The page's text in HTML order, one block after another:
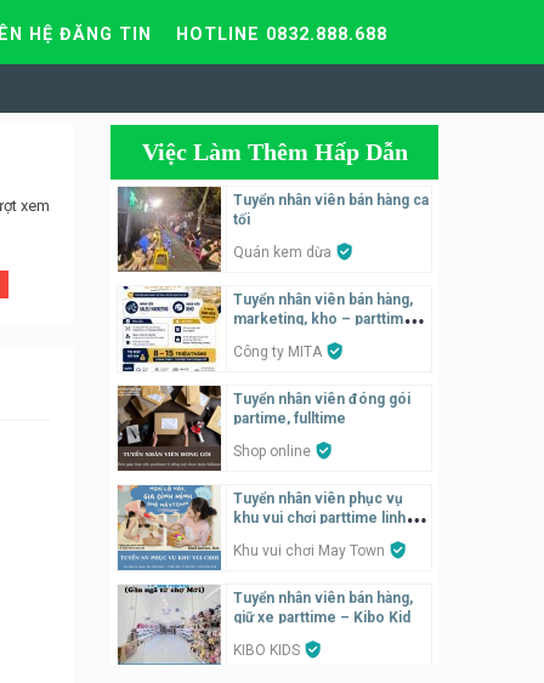
HỆ ĐĂNG TIN HOTLINE 0832.888.688
xem
Việc Làm Thêm Hấp Dẫn
Tuyển nhân viên bán hàng ca
tối
Quán kem dừa
Tuyển nhân viên bán hàng,
marketing, kho – parttime,
Công ty MITA
Tuyển nhân viên đóng gói
partime, fulltime
Shop online
Tuyển nhân viên phục vụ
khu vui chơi parttime linh
Khu vui chơi May Town
Tuyển nhân viên bán hàng,
giữ xe parttime – Kibo Kid
KIBO KIDS